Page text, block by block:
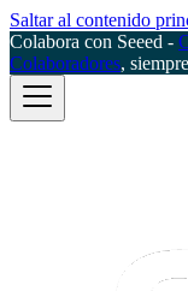
Saltar al contenido
Colabora con Seeed -
Colaboradores,